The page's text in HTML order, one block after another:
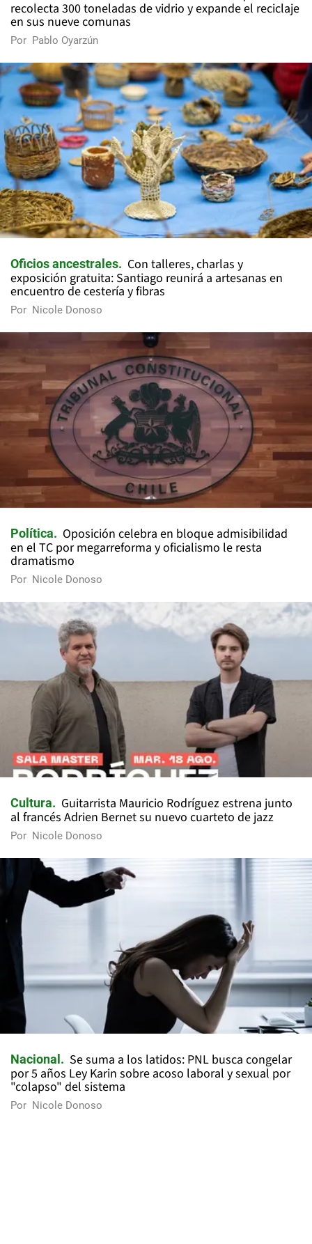
recolecta 300 toneladas de vidrio y expande el reciclaje
en sus nueve comunas
Por Pablo Oyarzún
Oficios ancestrales
Con talleres, charlas y
exposición gratuita: Santiago reunirá a artesanas en
encuentro de cestería y fibras
Por Nicole Donoso
Política
Oposición celebra en bloque admisibilidad
en el TC por megarreforma y oficialismo le resta
dramatismo
Por Nicole Donoso
Cultura
Guitarrista Mauricio Rodríguez estrena junto
al francés Adrien Bernet su nuevo cuarteto de jazz
Por Nicole Donoso
Nacional
Se suma a los latidos: PNL busca congelar
por 5 años Ley Karin sobre acoso laboral y sexual por
"colapso" del sistema
Por Nicole Donoso